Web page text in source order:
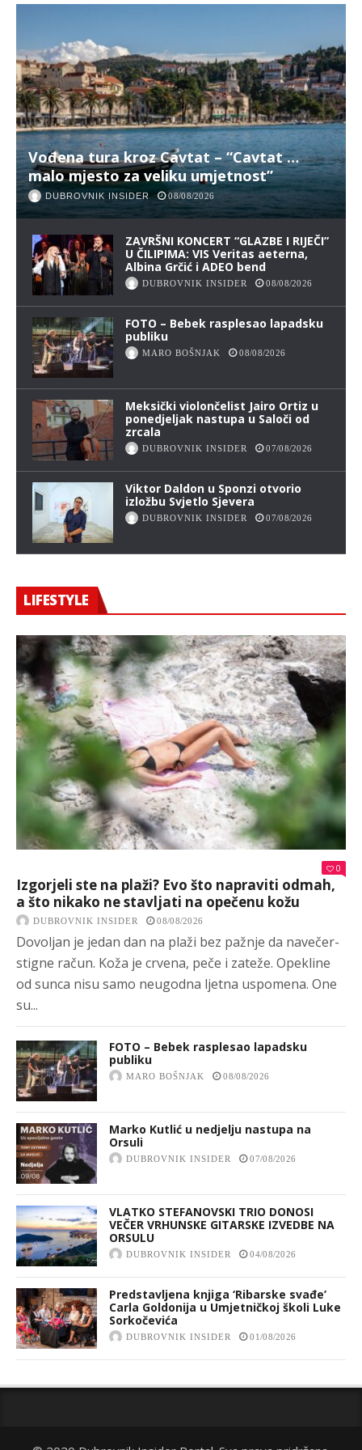
Vođena tura kroz Cavtat – “Cavtat …
malo mjesto za veliku umjetnost”
DUBROVNIK INSIDER 08/08/2026
ZAVRŠNI KONCERT “GLAZBE I RIJEČI”
U ČILIPIMA: VIS Veritas aeterna,
Albina Grčić i ADEO bend
DUBROVNIK INSIDER 08/08/2026
FOTO – Bebek rasplesao lapadsku
publiku
MARO BOŠNJAK 08/08/2026
Meksički violončelist Jairo Ortiz u
ponedjeljak nastupa u Saloči od
zrcala
DUBROVNIK INSIDER 07/08/2026
Viktor Daldon u Sponzi otvorio
izložbu Svjetlo Sjevera
DUBROVNIK INSIDER 07/08/2026
LIFESTYLE
0
Izgorjeli ste na plaži? Evo što napraviti odmah,
a što nikako ne stavljati na opečenu kožu
DUBROVNIK INSIDER 08/08/2026
Dovoljan je jedan dan na plaži bez pažnje da navečer-
stigne račun. Koža je crvena, peče i zateže. Opekline
od sunca nisu samo neugodna ljetna uspomena. One
su...
FOTO – Bebek rasplesao lapadsku
publiku
MARO BOŠNJAK 08/08/2026
Marko Kutlić u nedjelju nastupa na
Orsuli
DUBROVNIK INSIDER 07/08/2026
VLATKO STEFANOVSKI TRIO DONOSI
VEČER VRHUNSKE GITARSKE IZVEDBE NA
ORSULU
DUBROVNIK INSIDER 04/08/2026
Predstavljena knjiga ‘Ribarske svađe’
Carla Goldonija u Umjetničkoj školi Luke
Sorkočevića
DUBROVNIK INSIDER 01/08/2026